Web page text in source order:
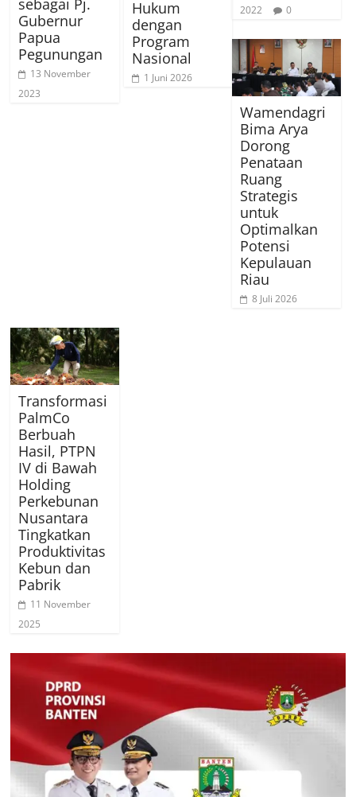
sebagai Pj.
Gubernur
Papua
Pegunungan
13 November
2023
Hukum
dengan
Program
Nasional
1 Juni 2026
2022
0
Wamendagri
Bima Arya
Dorong
Penataan
Ruang
Strategis
untuk
Optimalkan
Potensi
Kepulauan
Riau
8 Juli 2026
Transformasi
PalmCo
Berbuah
Hasil, PTPN
IV di Bawah
Holding
Perkebunan
Nusantara
Tingkatkan
Produktivitas
Kebun dan
Pabrik
11 November
2025